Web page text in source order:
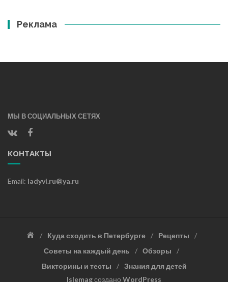
Реклама
МЫ В СОЦИАЛЬНЫХ СЕТЯХ
КОНТАКТЫ
Email: ladyvi.ru@ya.ru
Главная
Куда сходить в Петербурге
Рецепты
Советы на каждый день
Обзоры
Викторины и тесты
Знания для детей
Islemagсоздано WordPress